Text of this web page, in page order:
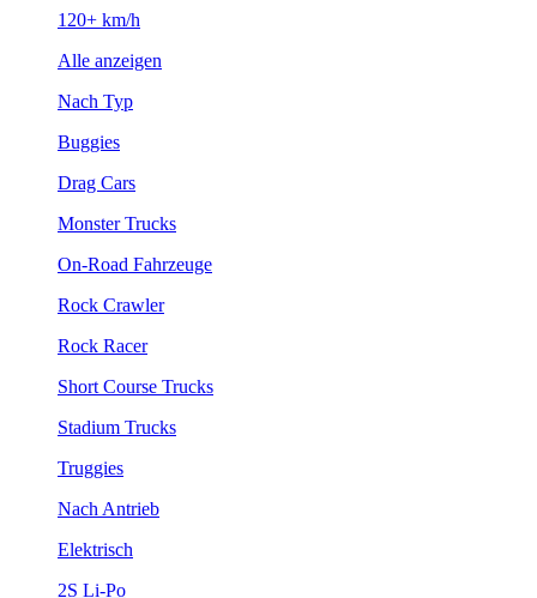
120+ km/h
Alle anzeigen
Nach Typ
Buggies
Drag Cars
Monster Trucks
On-Road Fahrzeuge
Rock Crawler
Rock Racer
Short Course Trucks
Stadium Trucks
Truggies
Nach Antrieb
Elektrisch
2S Li-Po